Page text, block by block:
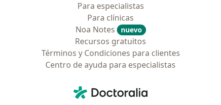
Para especialistas
Para clínicas
Noa Notes
nuevo
Recursos gratuitos
Términos y Condiciones para clientes
Centro de ayuda para especialistas
Doctoralia - Página de inicio